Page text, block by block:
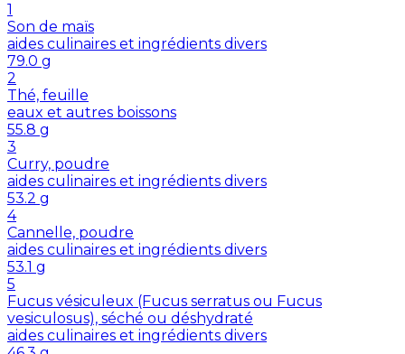
1
Son de maïs
aides culinaires et ingrédients divers
79.0 g
2
Thé, feuille
eaux et autres boissons
55.8 g
3
Curry, poudre
aides culinaires et ingrédients divers
53.2 g
4
Cannelle, poudre
aides culinaires et ingrédients divers
53.1 g
5
Fucus vésiculeux (Fucus serratus ou Fucus
vesiculosus), séché ou déshydraté
aides culinaires et ingrédients divers